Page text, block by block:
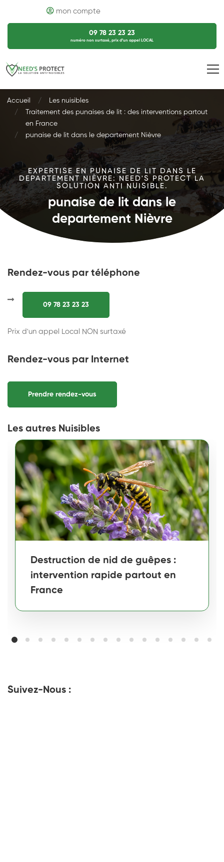
mon compte
09 78 23 23 23
numéro non surtaxé, prix d’un appel LOCAL
Accueil
Les nuisibles
Traitement des punaises de lit : des interventions partout
en France
punaise de lit dans le departement Nièvre
EXPERTISE EN PUNAISE DE LIT DANS LE
DEPARTEMENT NIÈVRE: NEED'S PROTECT LA
SOLUTION ANTI NUISIBLE.
punaise de lit dans le
departement Nièvre
Rendez-vous par téléphone
09 78 23 23 23
Prix d'un appel Local NON surtaxé
Rendez-vous par Internet
Prendre rendez-vous
Les autres Nuisibles
Destruction de nid de guêpes :
intervention rapide partout en
France
Suivez-Nous :